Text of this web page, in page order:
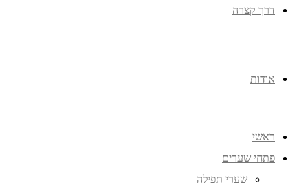
דרך קצרה
אודות
ראשי
פתחי שערים
שערי תפילה